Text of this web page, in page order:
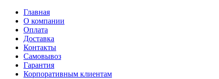
Главная
О компании
Оплата
Доставка
Контакты
Самовывоз
Гарантия
Корпоративным клиентам